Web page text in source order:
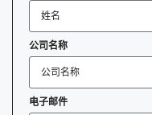
公司名称
电子邮件